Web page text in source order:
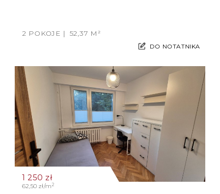
2 POKOJE 52,37 M²
DO NOTATNIKA
1 250 zł
62,50 zł/m2